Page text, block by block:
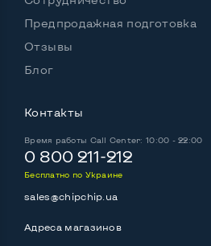
Предпродажная подготовка
Отзывы
Блог
Контакты
Время работы Call Center: 10:00 - 22:00
0 800 211-212
Бесплатно по Украине
sales@chipchip.ua
Адреса магазинов